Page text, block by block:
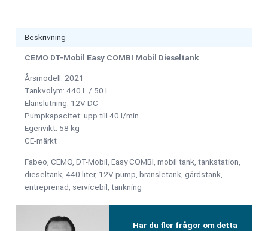
Beskrivning
CEMO DT-Mobil Easy COMBI Mobil Dieseltank
Årsmodell: 2021
Tankvolym: 440 L / 50 L
Elanslutning: 12V DC
Pumpkapacitet: upp till 40 l/min
Egenvikt: 58 kg
CE-märkt
Fabeo, CEMO, DT-Mobil, Easy COMBI, mobil tank, tankstation,
dieseltank, 440 liter, 12V pump, bränsletank, gårdstank,
entreprenad, servicebil, tankning
Har du fler frågor om detta